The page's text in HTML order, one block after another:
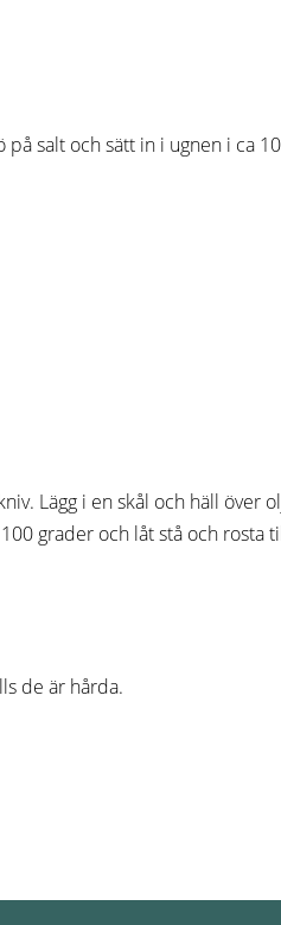
salt och sätt in i ugnen i ca
Lägg i en skål och häll över
grader och låt stå och rosta
de är hårda.